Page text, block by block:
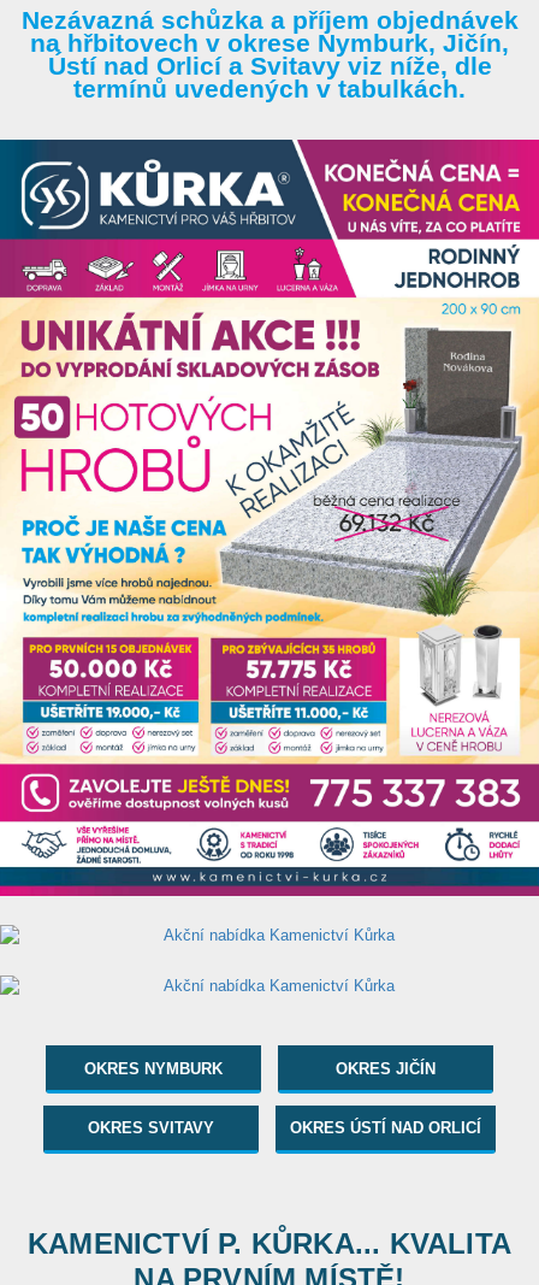
Nezávazná schůzka a příjem objednávek
na hřbitovech v okrese Nymburk, Jičín,
Ústí nad Orlicí a Svitavy viz níže, dle
termínů uvedených v tabulkách.
OKRES NYMBURK OKRES JIČÍN
OKRES SVITAVY OKRES ÚSTÍ NAD ORLICÍ
KAMENICTVÍ P. KŮRKA... KVALITA
NA PRVNÍM MÍSTĚ!